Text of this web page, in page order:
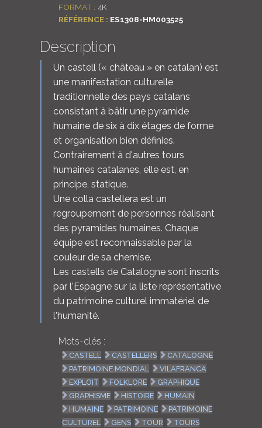
FORMAT : 4K
RÉFÉRENCE : ES1308-HM003525
Description
Un castell (« château » en catalan) est
une manifestation culturelle
traditionnelle des pays catalans
consistant à bâtir une pyramide
humaine de six à dix étages de forme
et organisation bien définies.
Contrairement à d'autres tours
humaines catalanes, elle est, en
principe, statique.
Une colla castellera est un
regroupement de personnes réalisant
des pyramides humaines. Chaque
équipe est reconnaissable par la
couleur de sa chemise.
Les castells de Catalogne sont inscrits
par l'Espagne sur la liste représentative
du patrimoine culturel immatériel de
l'humanité.
Mots-clés :
CASTELL CASTELLERS
CATALOGNE
PATRIMOINE MONDIAL
VILAFRANCA
EXPLOIT
FOLKLORE
GRAPHIQUE
GRAPHISME
HISTOIRE
HUMAIN
HUMAINE
PATRIMOINE
PATRIMOINE
CULTUREL
GENS TOUR
TOURS